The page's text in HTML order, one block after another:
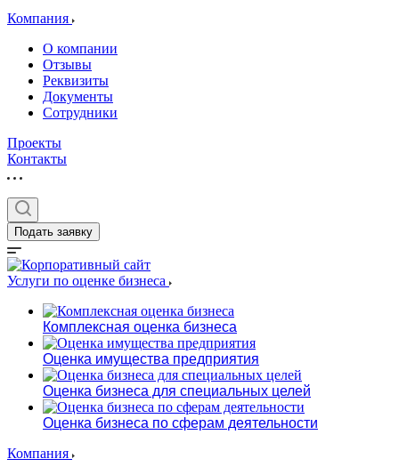
Компания
О компании
Отзывы
Реквизиты
Документы
Сотрудники
Проекты
Контакты
Подать заявку
Услуги по оценке бизнеса
Комплексная оценка бизнеса
Оценка имущества предприятия
Оценка бизнеса для специальных целей
Оценка бизнеса по сферам деятельности
Компания